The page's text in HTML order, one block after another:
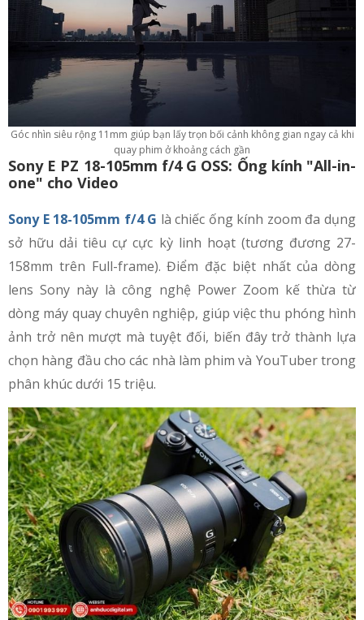
Góc nhìn siêu rộng 11mm giúp bạn lấy trọn bối cảnh không gian ngay cả khi
quay phim ở khoảng cách gần
Sony E PZ 18-105mm f/4 G OSS: Ống kính "All-in-
one" cho Video
Sony E 18-105mm f/4 G là chiếc ống kính zoom đa dụng
sở hữu dải tiêu cự cực kỳ linh hoạt (tương đương 27-
158mm trên Full-frame). Điểm đặc biệt nhất của dòng
lens Sony này là công nghệ Power Zoom kế thừa từ
dòng máy quay chuyên nghiệp, giúp việc thu phóng hình
ảnh trở nên mượt mà tuyệt đối, biến đây trở thành lựa
chọn hàng đầu cho các nhà làm phim và YouTuber trong
phân khúc dưới 15 triệu.